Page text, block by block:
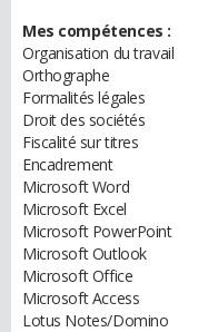
Mes compétences :
Organisation du travail
Orthographe
Formalités légales
Droit des sociétés
Fiscalité sur titres
Encadrement
Microsoft Word
Microsoft Excel
Microsoft PowerPoint
Microsoft Outlook
Microsoft Office
Microsoft Access
Lotus Notes/Domino